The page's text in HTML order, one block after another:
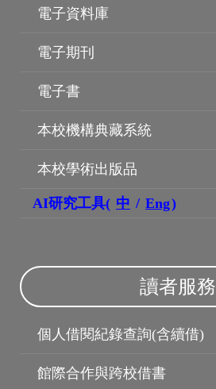
電子資料庫
電子期刊
電子書
本校機構典藏系統
本校學術出版品
AI研究工具( 中 / Eng)
讀者服務
個人借閱紀錄查詢(含續借)
館際合作與跨校借書